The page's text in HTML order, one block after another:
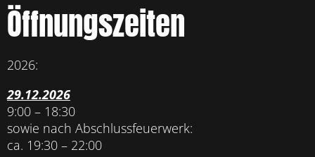
Öffnungszeiten
2026:
29.12.2026
9:00 – 18:30
sowie nach Abschlussfeuerwerk:
ca. 19:30 – 22:00